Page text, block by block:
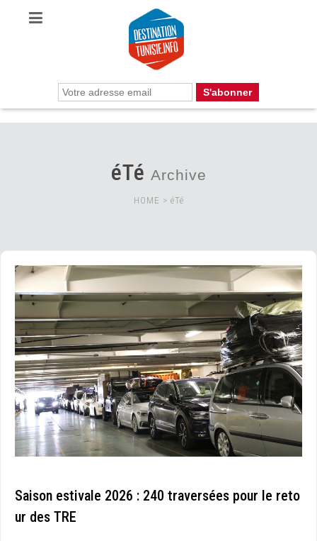
éTé Archive
HOME > éTé
Saison estivale 2026 : 240 traversées pour le reto
ur des TRE